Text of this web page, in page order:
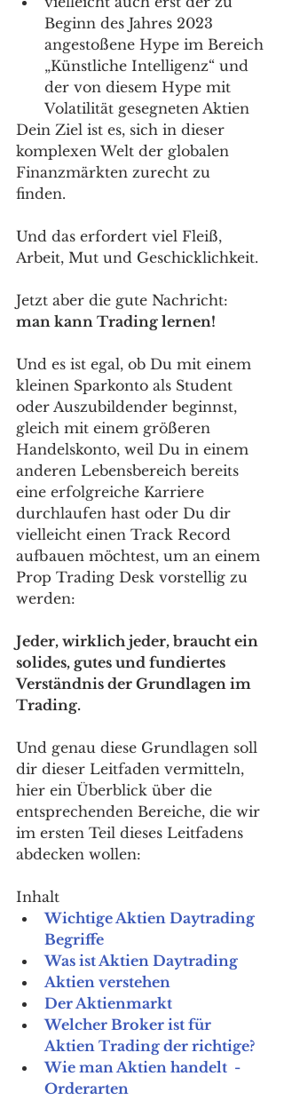
Beginn des Jahres 2023
angestoßene Hype im Bereich
„Künstliche Intelligenz“ und
der von diesem Hype mit
Volatilität gesegneten Aktien
Dein Ziel ist es, sich in dieser
komplexen Welt der globalen
Finanzmärkten zurecht zu
finden.
Und das erfordert viel Fleiß,
Arbeit, Mut und Geschicklichkeit.
Jetzt aber die gute Nachricht:
man kann Trading lernen!
Und es ist egal, ob Du mit einem
kleinen Sparkonto als Student
oder Auszubildender beginnst,
gleich mit einem größeren
Handelskonto, weil Du in einem
anderen Lebensbereich bereits
eine erfolgreiche Karriere
durchlaufen hast oder Du dir
vielleicht einen Track Record
aufbauen möchtest, um an einem
Prop Trading Desk vorstellig zu
werden:
Jeder, wirklich jeder, braucht ein
solides, gutes und fundiertes
Verständnis der Grundlagen im
Trading.
Und genau diese Grundlagen soll
dir dieser Leitfaden vermitteln,
hier ein Überblick über die
entsprechenden Bereiche, die wir
im ersten Teil dieses Leitfadens
abdecken wollen:
Inhalt
Wichtige Aktien Daytrading
Begriffe
Was ist Aktien Daytrading
Aktien verstehen
Der Aktienmarkt
Welcher Broker ist für
Aktien Trading der richtige?
Wie man Aktien handelt  -
Orderarten